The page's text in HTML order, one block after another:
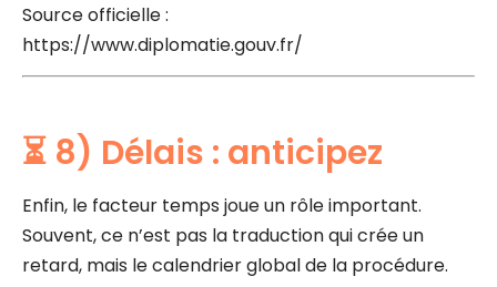
Source officielle :
https://www.diplomatie.gouv.fr/
⏳ 8) Délais : anticipez
Enfin, le facteur temps joue un rôle important.
Souvent, ce n’est pas la traduction qui crée un
retard, mais le calendrier global de la procédure.